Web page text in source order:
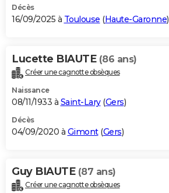
BONS PLANS
Carte de Noël
Carte Bonne année
Carte Saint-Valentin
Carte Pâques
Carte d'anniversaire
DICTIONNAIRE
Dictionnaire
Biographies
Citations
Expressions
Proverbes
PROGRAMME TV
S'inscrire
Se connecter
Lycées
Collèges
Primaires
Universités
Entreprises
Service militaire
Avis de recherche
AVIS DE DÉCÈS
Bricolage
Lifestyle
Culture
Sport
Auto
Television
Voyage
Cinema
Décès
16/09/2025 à Toulouse (Haute-Garonne)
Lucette BIAUTE (86 ans)
Créer une cagnotte obsèques
Naissance
08/11/1933 à Saint-Lary(Gers)
Décès
04/09/2020 à Gimont(Gers)
Guy BIAUTE (87 ans)
Créer une cagnotte obsèques